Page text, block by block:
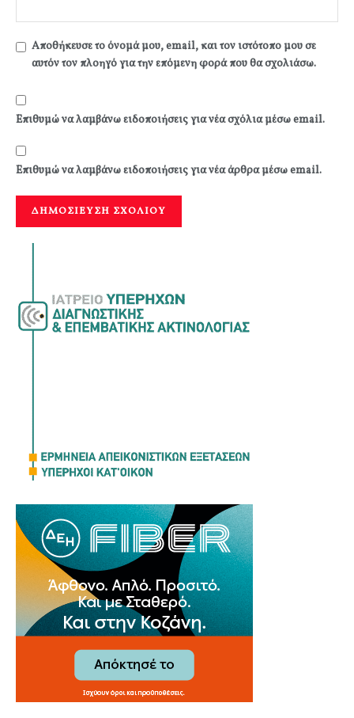
Αποθήκευσε το όνομά μου, email, και τον ιστότοπο μου σε
αυτόν τον πλοηγό για την επόμενη φορά που θα σχολιάσω.
Επιθυμώ να λαμβάνω ειδοποιήσεις για νέα σχόλια μέσω email.
Επιθυμώ να λαμβάνω ειδοποιήσεις για νέα άρθρα μέσω email.